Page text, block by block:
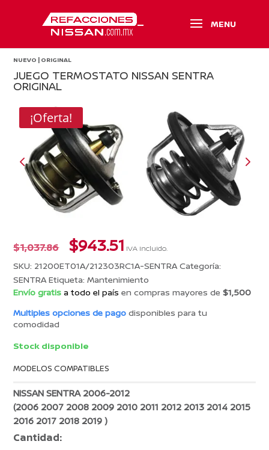
NUEVO | ORIGINAL
JUEGO TERMOSTATO NISSAN SENTRA
ORIGINAL
¡Oferta!
$1,037.86 El
precio
original
era:
$1,037.86.
$943.51El
precio
actual
es:
$943.51.
IVA incluido.
SKU: 21200ET01A/212303RC1A-SENTRA Categoría:
SENTRA Etiqueta:Mantenimiento
Envío gratis a todo el paísen compras mayores de$1,500
Multiples opciones de pagodisponibles para tu
comodidad
Stock disponible
MODELOS COMPATIBLES
NISSAN SENTRA 2006-2012
(2006 2007 2008 2009 2010 2011 2012 2013 2014 2015
2016 2017 2018 2019 )
Cantidad: